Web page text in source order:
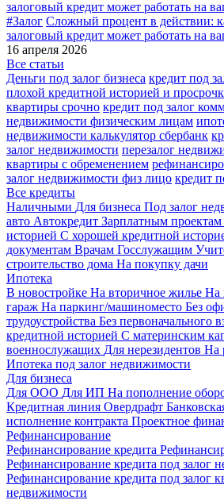
#Залог Сложный процент в действии:
залоговый кредит может работать на
16 апреля 2026
Все статьи
Деньги под залог бизнеса кредит под
плохой кредитной историей и
квартиры срочно кредит под залог
недвижимости физическим лицам
недвижимости калькулятор сбербанк
залог недвижимости перезалог
квартиры с обременением
залог недвижимости физ лицо кредит
Все кредиты
Наличными Для бизнеса Под залог
авто Автокредит Зарплатным проектам
историей С хорошей кредитной
документам Врачам Госслужащим
строительство дома На покупку дачи
Ипотека
В новостройке На вторичное жилье На
гараж На паркинг/машиноместо Без
трудоустройства Без первоначального
кредитной историей С материнским
военнослужащих Для нерезидентов На
Ипотека под залог недвижимости
Для бизнеса
Для ООО Для ИП На пополнение
Кредитная линия Овердрафт
исполнение контракта Проектное
Рефинансирование
Рефинансирование кредита
Рефинансирование кредита под залог
Рефинансирование кредита под залог
недвижимости